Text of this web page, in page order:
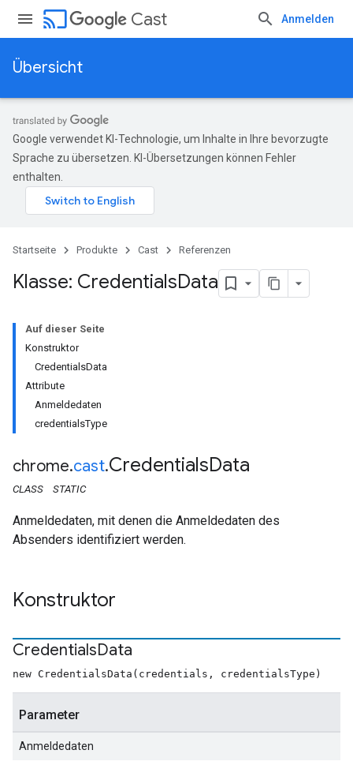
cast Cast Anmelden
Übersicht
Google verwendet KI-Technologie, um Inhalte in Ihre bevorzugte
Sprache zu übersetzen. KI-Übersetzungen können Fehler
enthalten.
Startseite Produkte Cast Referenzen
Klasse: CredentialsData
Auf dieser Seite
Konstruktor
CredentialsData
Attribute
Anmeldedaten
credentialsType
chrome.cast.CredentialsData
CLASS STATIC
Anmeldedaten, mit denen die Anmeldedaten des
Absenders identifiziert werden.
Konstruktor
CredentialsData
new CredentialsData(credentials, credentialsType)
Parameter
Anmeldedaten